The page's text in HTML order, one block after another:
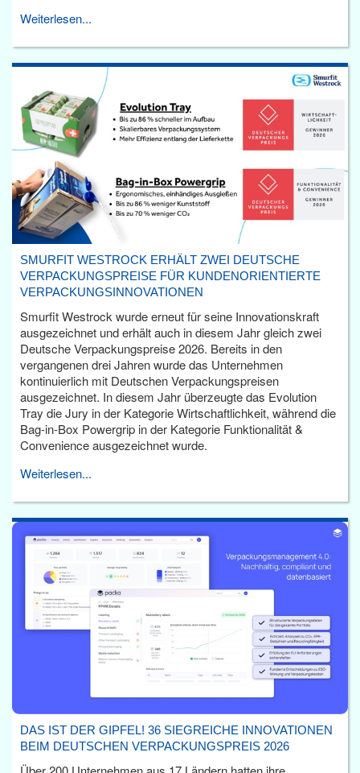
Weiterlesen...
SMURFIT WESTROCK ERHÄLT ZWEI DEUTSCHE
VERPACKUNGSPREISE FÜR KUNDENORIENTIERTE
VERPACKUNGSINNOVATIONEN
Smurfit Westrock wurde erneut für seine Innovationskraft
ausgezeichnet und erhält auch in diesem Jahr gleich zwei
Deutsche Verpackungspreise 2026. Bereits in den
vergangenen drei Jahren wurde das Unternehmen
kontinuierlich mit Deutschen Verpackungspreisen
ausgezeichnet. In diesem Jahr überzeugte das Evolution
Tray die Jury in der Kategorie Wirtschaftlichkeit, während die
Bag-in-Box Powergrip in der Kategorie Funktionalität &
Convenience ausgezeichnet wurde.
Weiterlesen...
DAS IST DER GIPFEL! 36 SIEGREICHE INNOVATIONEN
BEIM DEUTSCHEN VERPACKUNGSPREIS 2026